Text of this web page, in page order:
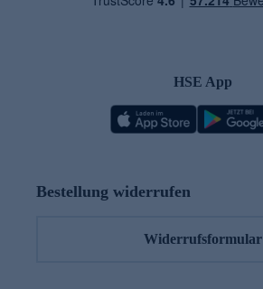
HSE App
Bestellung widerrufen
Widerrufsformular